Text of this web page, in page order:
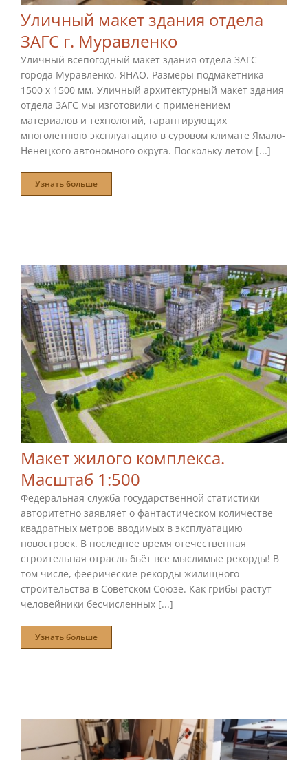
Уличный макет здания отдела
ЗАГС г. Муравленко
Уличный всепогодный макет здания отдела ЗАГС
города Муравленко, ЯНАО. Размеры подмакетника
1500 х 1500 мм. Уличный архитектурный макет здания
отдела ЗАГС мы изготовили с применением
материалов и технологий, гарантирующих
многолетнюю эксплуатацию в суровом климате Ямало-
Ненецкого автономного округа. Поскольку летом [...]
Узнать больше
Макет жилого комплекса.
Масштаб 1:500
Федеральная служба государственной статистики
авторитетно заявляет о фантастическом количестве
квадратных метров вводимых в эксплуатацию
новостроек. В последнее время отечественная
строительная отрасль бьёт все мыслимые рекорды! В
том числе, феерические рекорды жилищного
строительства в Советском Союзе. Как грибы растут
человейники бесчисленных [...]
Узнать больше